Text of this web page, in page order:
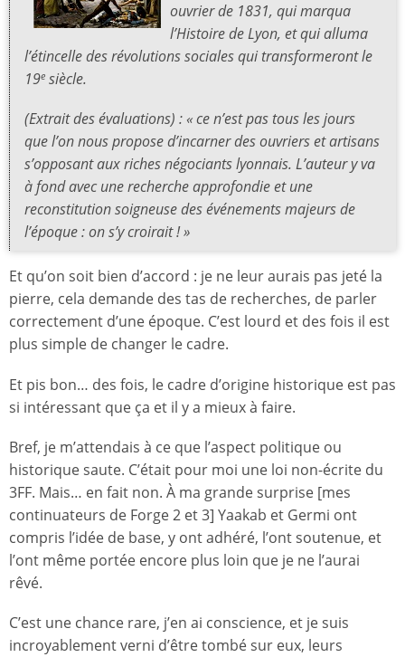
ouvrier de 1831, qui marqua
l’Histoire de Lyon, et qui alluma
l’étincelle des révolutions sociales qui transformeront le
19e siècle.
(Extrait des évaluations) : « ce n’est pas tous les jours
que l’on nous propose d’incarner des ouvriers et artisans
s’opposant aux riches négociants lyonnais. L’auteur y va
à fond avec une recherche approfondie et une
reconstitution soigneuse des événements majeurs de
l’époque : on s’y croirait ! »
Et qu’on soit bien d’accord : je ne leur aurais pas jeté la
pierre, cela demande des tas de recherches, de parler
correctement d’une époque. C’est lourd et des fois il est
plus simple de changer le cadre.
Et pis bon… des fois, le cadre d’origine historique est pas
si intéressant que ça et il y a mieux à faire.
Bref, je m’attendais à ce que l’aspect politique ou
historique saute. C’était pour moi une loi non-écrite du
3FF. Mais… en fait non. À ma grande surprise [mes
continuateurs de Forge 2 et 3] Yaakab et Germi ont
compris l’idée de base, y ont adhéré, l’ont soutenue, et
l’ont même portée encore plus loin que je ne l’aurai
rêvé.
C’est une chance rare, j’en ai conscience, et je suis
incroyablement verni d’être tombé sur eux, leurs